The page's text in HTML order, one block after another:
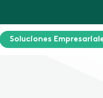
Soluciones